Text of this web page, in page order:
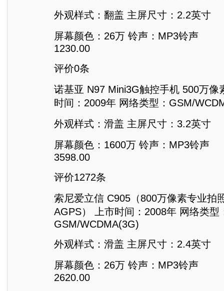
外观样式：翻盖 主屏尺寸：2.2英寸
屏幕颜色：26万 铃声：MP3铃声
1230.00
评价0条
诺基亚 N97 Mini3G触控手机 500万像
时间：2009年 网络类型：GSM/
外观样式：滑盖 主屏尺寸：3.2英寸
屏幕颜色：1600万 铃声：MP3铃声
3598.00
评价1272条
索尼爱立信 C905（800万像素专业拍
AGPS） 上市时间：2008年 网络类型
GSM/WCDMA(3G)
外观样式：滑盖 主屏尺寸：2.4英寸
屏幕颜色：26万 铃声：MP3铃声
2620.00